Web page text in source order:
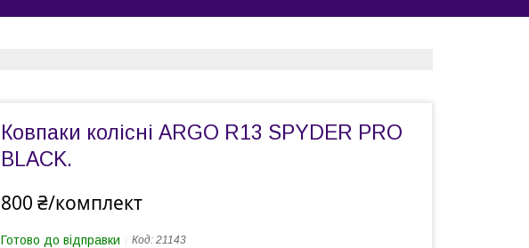
Ковпаки колісні ARGO R13 SPYDER PRO
BLACK.
800 ₴/комплект
Готово до відправки Код: 21143